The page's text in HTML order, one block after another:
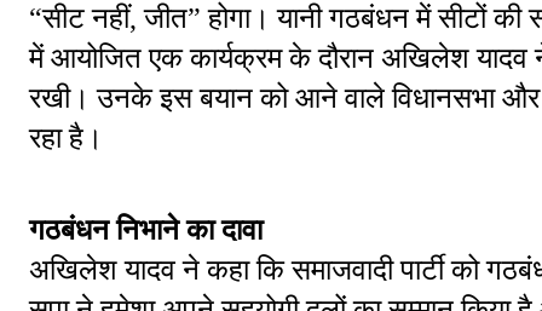
“सीट नहीं, जीत” होगा। यानी गठबंधन में सीटों
में आयोजित एक कार्यक्रम के दौरान अखिलेश
रखी। उनके इस बयान को आने वाले विधानसभा और
रहा है।
गठबंधन निभाने का दावा
अखिलेश यादव ने कहा कि समाजवादी पार्टी को